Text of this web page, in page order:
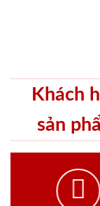
Khách
sản